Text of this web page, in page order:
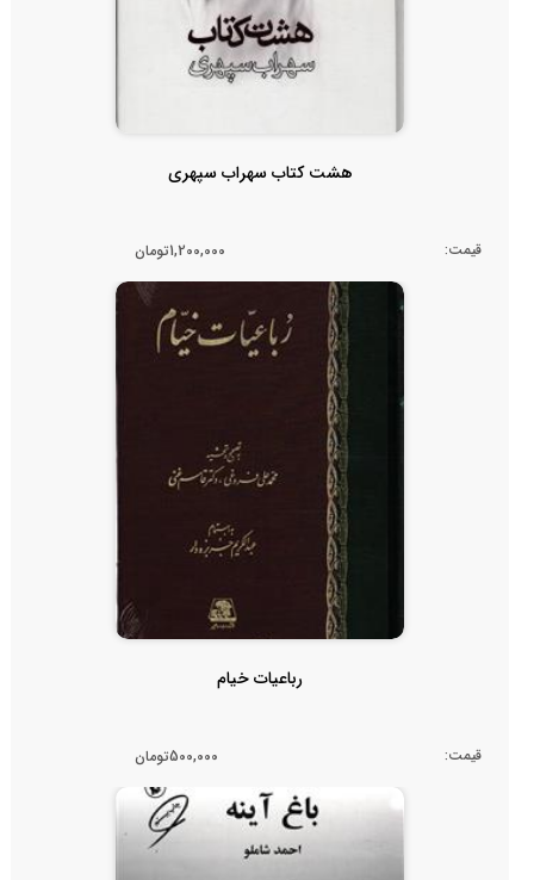
هشت کتاب سهراب سپهری
قیمت: 1,200,000تومان
رباعیات خیام
قیمت: 500,000تومان